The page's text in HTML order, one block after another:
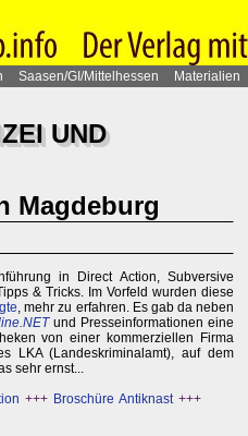
Saasen/GI/Mittelhessen Materialien
UND
Magdeburg
in Direct Action, Subversive
& Tricks. Im Vorfeld wurden diese
, mehr zu erfahren. Es gab da neben
und Presseinformationen eine
von einer kommerziellen Firma
LKA (Landeskriminalamt), auf dem
sehr ernst...
+++ Broschüre Antiknast+++